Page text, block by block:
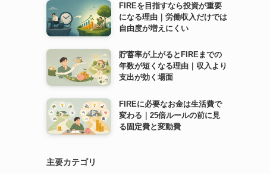
FIREを目指すなら投資が重要
になる理由｜労働収入だけでは
自由度が増えにくい
貯蓄率が上がるとFIREまでの
年数が短くなる理由｜収入より
支出が効く場面
FIREに必要なお金は生活費で
変わる｜25倍ルールの前に見
る固定費と変動費
主要カテゴリ